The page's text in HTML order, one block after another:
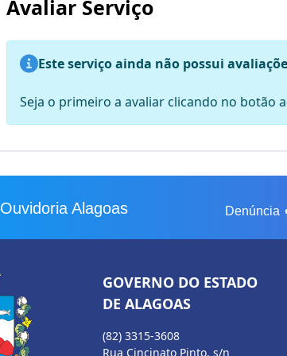
Avaliar Serviço
Este serviço ainda não possui
Seja o primeiro a avaliar clicando no botão
Ouvidoria Alagoas Denúncia
GOVERNO DO ESTADO
DE ALAGOAS
(82) 3315-3608
Rua Cincinato Pinto, s/n